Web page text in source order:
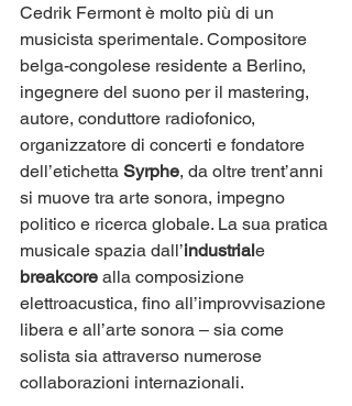
Cedrik Fermont è molto più di un
musicista sperimentale. Compositore
belga-congolese residente a Berlino,
ingegnere del suono per il mastering,
autore, conduttore radiofonico,
organizzatore di concerti e fondatore
dell’etichetta Syrphe, da oltre trent’anni
si muove tra arte sonora, impegno
politico e ricerca globale. La sua pratica
musicale spazia dall’industriale
breakcore alla composizione
elettroacustica, fino all’improvvisazione
libera e all’arte sonora – sia come
solista sia attraverso numerose
collaborazioni internazionali.